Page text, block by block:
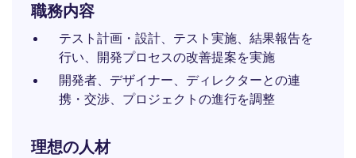
職務内容
テスト計画・設計、テスト実施、結果報告を
行い、開発プロセスの改善提案を実施
開発者、デザイナー、ディレクターとの連
携・交渉、プロジェクトの進行を調整
理想の人材